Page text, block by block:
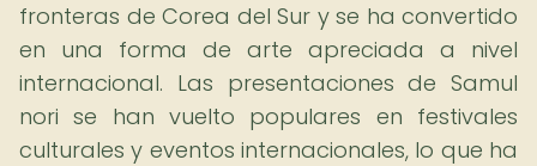
fronteras de Corea del Sur y se ha convertido
en una forma de arte apreciada a nivel
internacional. Las presentaciones de Samul
nori se han vuelto populares en festivales
culturales y eventos internacionales, lo que ha